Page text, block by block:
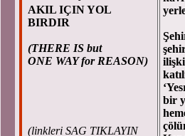
AKIL IÇIN YOL
BIRDIR
(THERE IS but
ONE WAY for REASON)
(linkleri SAG TIKLAYIN
bir